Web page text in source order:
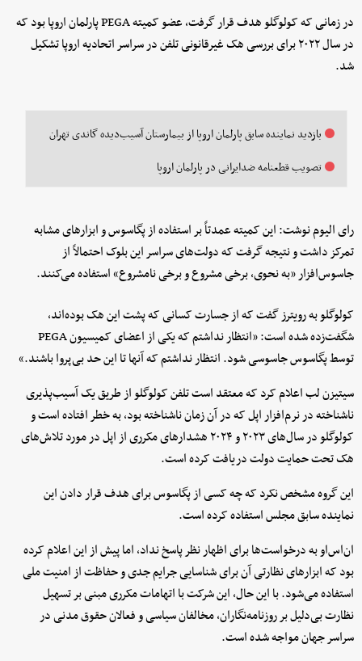
در زمانی که کولوگلو هدف قرار گرفت، عضو کمیته PEGA پارلمان اروپا بود که
در سال ۲۰۲۲ برای بررسی هک غیرقانونی تلفن در سراسر اتحادیه اروپا تشکیل
شد.
بازدید نماینده سابق پارلمان اروپا از بیمارستان آسیب‌دیده گاندی تهران
تصویب قطعنامه ضدایرانی در پارلمان اروپا
رای الیوم نوشت: این کمیته عمدتاً بر استفاده از پگاسوس و ابزارهای مشابه
تمرکز داشت و نتیجه گرفت که دولت‌های سراسر این بلوک احتمالاً از
جاسوس‌افزار «به نحوی، برخی مشروع و برخی نامشروع» استفاده می‌کنند.
کولوگلو به رویترز گفت که از جسارت کسانی که پشت این هک بوده‌اند،
شگفت‌زده شده است: «انتظار نداشتم که یکی از اعضای کمیسیون PEGA
توسط پگاسوس جاسوسی شود. انتظار نداشتم که آنها تا این حد بی‌پروا باشند.»
سیتیزن لب اعلام کرد که معتقد است تلفن کولوگلو از طریق یک آسیب‌پذیری
ناشناخته در نرم‌افزار اپل که در آن زمان ناشناخته بود، به خطر افتاده است و
کولوگلو در سال‌های ۲۰۲۳ و ۲۰۲۴ هشدارهای مکرری از اپل در مورد تلاش‌های
هک تحت حمایت دولت دریافت کرده است.
این گروه مشخص نکرد که چه کسی از پگاسوس برای هدف قرار دادن این
نماینده سابق مجلس استفاده کرده است.
ان‌اس‌او به درخواست‌ها برای اظهار نظر پاسخ نداد، اما پیش از این اعلام کرده
بود که ابزارهای نظارتی آن برای شناسایی جرایم جدی و حفاظت از امنیت ملی
استفاده می‌شود. با این حال، این شرکت با اتهامات مکرری مبنی بر تسهیل
نظارت بی‌دلیل بر روزنامه‌نگاران، مخالفان سیاسی و فعالان حقوق مدنی در
سراسر جهان مواجه شده است.